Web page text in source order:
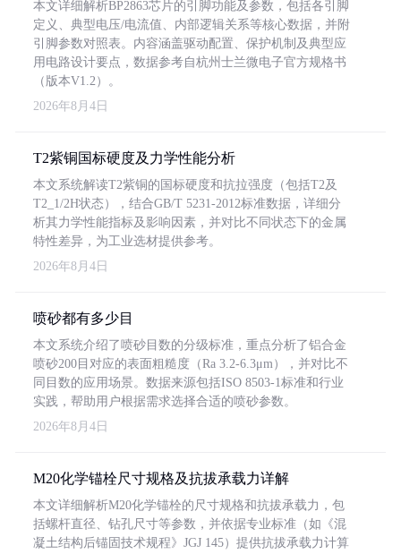
本文详细解析BP2863芯片的引脚功能及参数，包括各引脚
定义、典型电压/电流值、内部逻辑关系等核心数据，并附
引脚参数对照表。内容涵盖驱动配置、保护机制及典型应
用电路设计要点，数据参考自杭州士兰微电子官方规格书
（版本V1.2）。
2026年8月4日
T2紫铜国标硬度及力学性能分析
本文系统解读T2紫铜的国标硬度和抗拉强度（包括T2及
T2_1/2H状态），结合GB/T 5231-2012标准数据，详细分
析其力学性能指标及影响因素，并对比不同状态下的金属
特性差异，为工业选材提供参考。
2026年8月4日
喷砂都有多少目
本文系统介绍了喷砂目数的分级标准，重点分析了铝合金
喷砂200目对应的表面粗糙度（Ra 3.2-6.3μm），并对比不
同目数的应用场景。数据来源包括ISO 8503-1标准和行业
实践，帮助用户根据需求选择合适的喷砂参数。
2026年8月4日
M20化学锚栓尺寸规格及抗拔承载力详解
本文详细解析M20化学锚栓的尺寸规格和抗拔承载力，包
括螺杆直径、钻孔尺寸等参数，并依据专业标准（如《混
凝土结构后锚固技术规程》JGJ 145）提供抗拔承载力计算